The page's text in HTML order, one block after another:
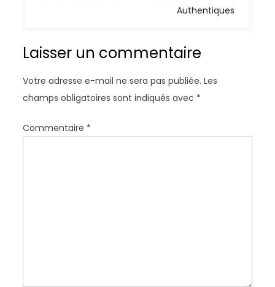
i
n
d
e
l
Authentiques
Laisser un commentaire
Votre adresse e-mail ne sera pas publiée. Les
champs obligatoires sont indiqués avec *
Commentaire *